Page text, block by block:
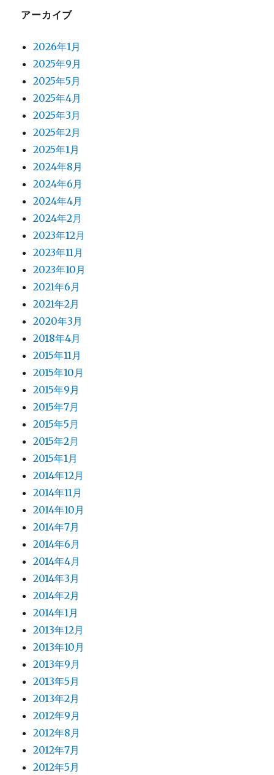
アーカイブ
2026年1月
2025年9月
2025年5月
2025年4月
2025年3月
2025年2月
2025年1月
2024年8月
2024年6月
2024年4月
2024年2月
2023年12月
2023年11月
2023年10月
2021年6月
2021年2月
2020年3月
2018年4月
2015年11月
2015年10月
2015年9月
2015年7月
2015年5月
2015年2月
2015年1月
2014年12月
2014年11月
2014年10月
2014年7月
2014年6月
2014年4月
2014年3月
2014年2月
2014年1月
2013年12月
2013年10月
2013年9月
2013年5月
2013年2月
2012年9月
2012年8月
2012年7月
2012年5月